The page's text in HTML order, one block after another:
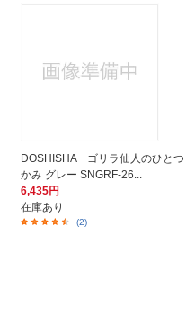
DOSHISHA ゴリラ仙人のひとつ
かみ グレー SNGRF-26...
6,435円
在庫あり
(2)